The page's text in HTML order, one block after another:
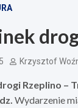
Krzysztof
Rzeplino –
Wydarzenie